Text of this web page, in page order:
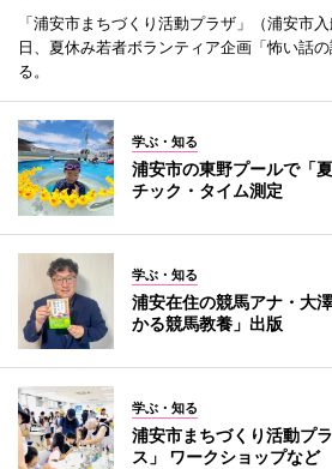
「浦安市まちづくり活動プラザ」（浦安市
日、夏休み若者ボランティア企画「怖い話
る。
学ぶ・知る
浦安市の東野プールで「
チック・タイム測定
学ぶ・知る
浦安在住の競馬アナ・大
かる競馬教養」出版
学ぶ・知る
浦安市まちづくり活動プ
ス」 ワークショップなど